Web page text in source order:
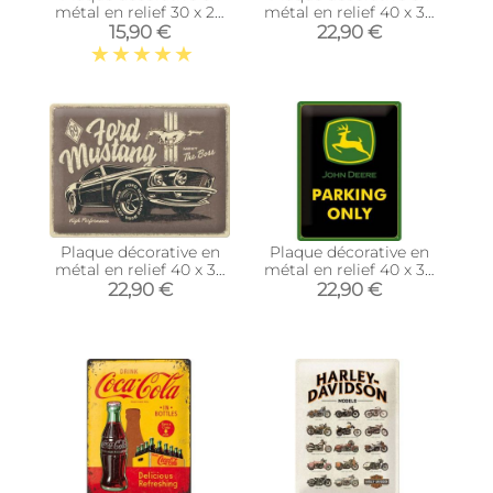
métal en relief 30 x 20
cm (Van VW - Beach)
15,90 €
métal en relief 40 x 30
cm (Peugeot 205
Turbo 16)
22,90 €
Plaque décorative en
métal en relief 40 x 30
cm (Ford Mustang -
The Boss)
22,90 €
Plaque décorative en
métal en relief 40 x 30
cm (John Deere
Parking Only)
22,90 €